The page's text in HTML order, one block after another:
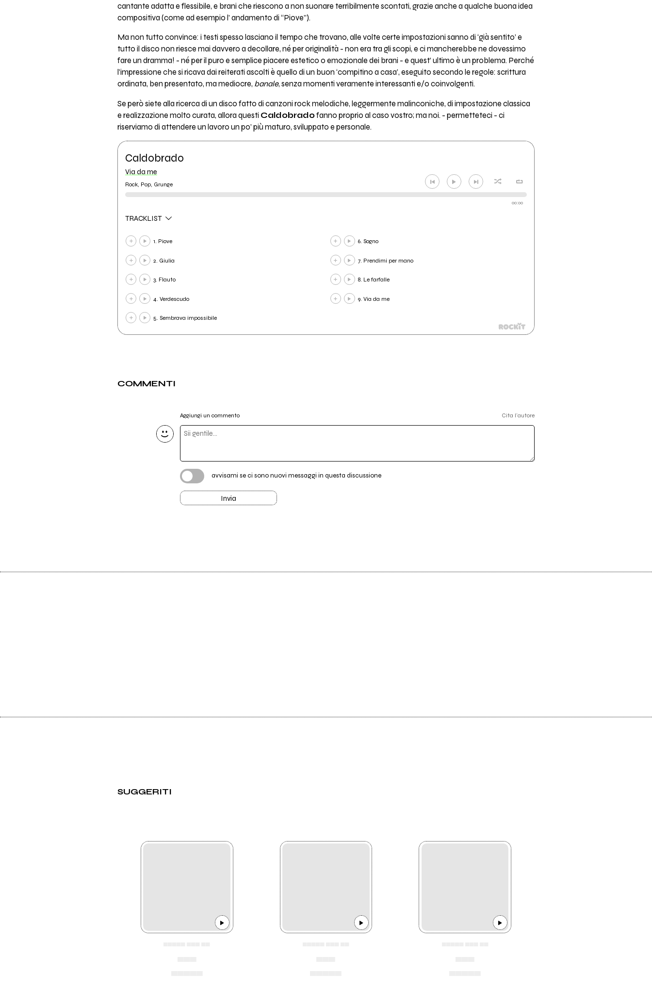
cantante adatta e flessibile, e brani che riescono a non suonare terribilmente scontati, grazie anche a qualche buona idea
compositiva (come ad esempio l’ andamento di “Piove”).
Ma non tutto convince: i testi spesso lasciano il tempo che trovano, alle volte certe impostazioni sanno di ‘già sentito’ e
tutto il disco non riesce mai davvero a decollare, né per originalità - non era tra gli scopi, e ci mancherebbe ne dovessimo
fare un dramma! - né per il puro e semplice piacere estetico o emozionale dei brani - e quest’ ultimo è un problema. Perché
l’impressione che si ricava dai reiterati ascolti è quello di un buon ‘compitino a casa’, eseguito secondo le regole: scrittura
ordinata, ben presentato, ma mediocre, banale, senza momenti veramente interessanti e/o coinvolgenti.
Se però siete alla ricerca di un disco fatto di canzoni rock melodiche, leggermente malinconiche, di impostazione classica
e realizzazione molto curata, allora questi Caldobradofanno proprio al caso vostro; ma noi. - permetteteci - ci
riserviamo di attendere un lavoro un po’ più maturo, sviluppato e personale.
Caldobrado
Via da me
Rock, Pop, Grunge
00:00
TRACKLIST
1. Piove
2. Giulia
3. Flauto
4. Verdescudo
5. Sembrava impossibile
6. Sogno
7. Prendimi per mano
8. Le farfalle
9. Via da me
COMMENTI
Aggiungi un commento Cita l'autore
avvisami se ci sono nuovi messaggi in questa discussione
Invia
SUGGERITI